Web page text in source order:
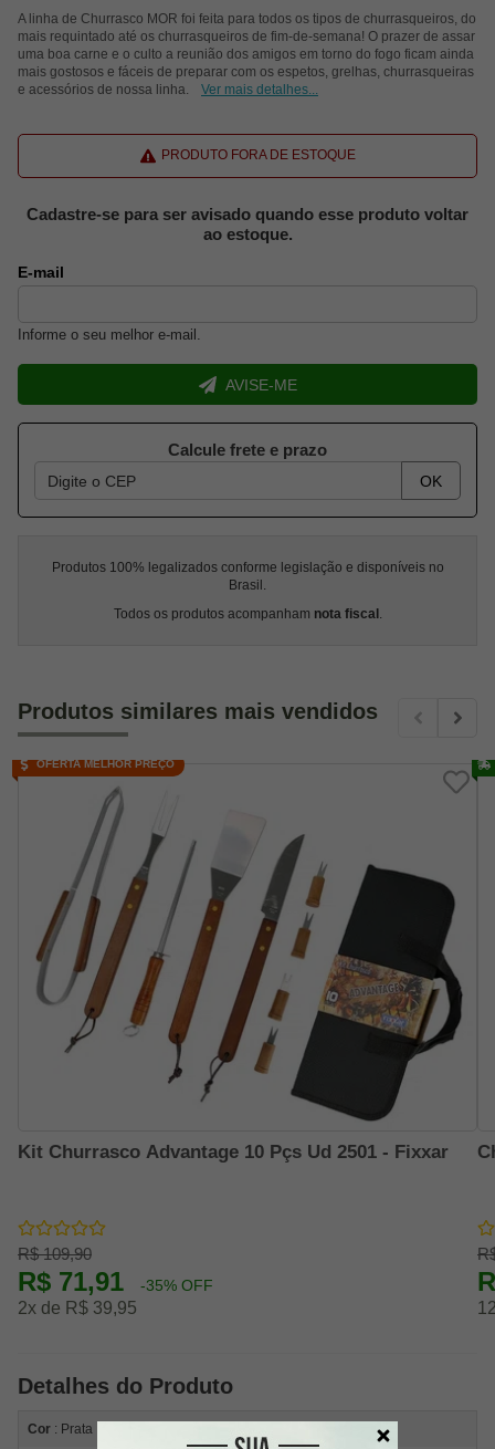
A linha de Churrasco MOR foi feita para todos os tipos de churrasqueiros, do
mais requintado até os churrasqueiros de fim-de-semana! O prazer de assar
uma boa carne e o culto a reunião dos amigos em torno do fogo ficam ainda
mais gostosos e fáceis de preparar com os espetos, grelhas, churrasqueiras
e acessórios de nossa linha.
Ver mais detalhes...
PRODUTO FORA DE ESTOQUE
Cadastre-se para ser avisado quando esse produto voltar
ao estoque.
E-mail
Informe o seu melhor e-mail.
AVISE-ME
Calcule frete e prazo
OK
Produtos 100% legalizados conforme legislação e disponíveis no
Brasil.
Todos os produtos acompanham nota fiscal .
Produtos similares mais vendidos
Kit Churrasco Advantage 10 Pçs Ud 2501 - Fixxar
R$ 109,90
R$ 71,91 -35% OFF
2x de R$ 39,95
OFERTA MELHOR PREÇO
Detalhes do Produto
Cor : Prata